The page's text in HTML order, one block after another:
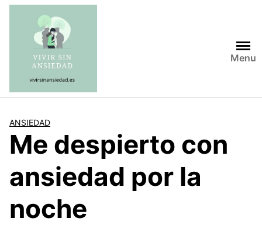
Saltar
contenido
Menu
ANSIEDAD
Me despierto con
ansiedad por la
noche